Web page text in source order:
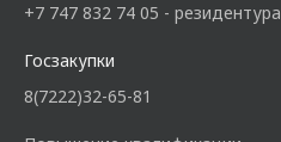
+7 747 832 74 05 - резидентура
Госзакупки
8(7222)32-65-81